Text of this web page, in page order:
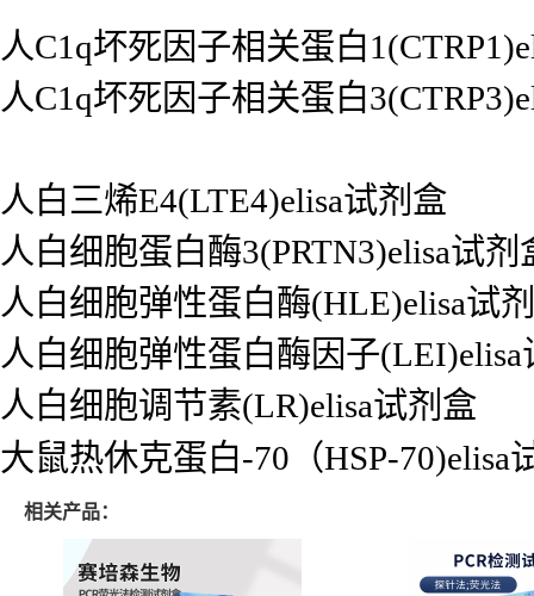
人C1q坏死因子相关蛋白
人C1q坏死因子相关蛋白
人白三烯E4(LTE4)elisa试剂盒
人白细胞蛋白酶3(PRTN3)elisa试剂
人白细胞弹性蛋白酶(HLE)elisa试
人白细胞弹性蛋白酶因子(LEI)elisa
人白细胞调节素(LR)elisa试剂盒
大鼠热休克蛋白-70（HSP-70)elisa
相关产品：